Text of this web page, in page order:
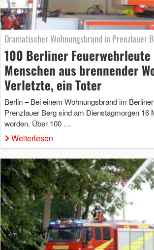
Dramatischer Wohnungsbrand in Prenzlauer
100 Berliner
Menschen aus brennender
Verletzte, ein Toter
Berlin – Bei einem Wohnungsbrand im
Prenzlauer Berg sind am Dienstagmorgen 16
worden. Über 100 …
Weiterlesen